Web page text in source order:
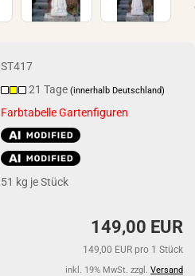
ST417
21 Tage(innerhalb Deutschland)
Farbtabelle Gartenfiguren
51 kg je Stück
149,00 EUR
149,00 EUR pro 1 Stück
inkl. 19% MwSt. zzgl. Versand